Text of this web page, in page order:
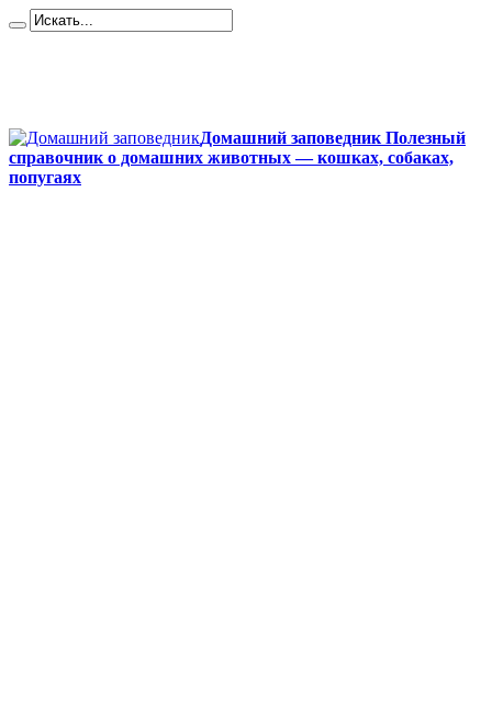
Домашний заповедник Полезный
справочник о домашних животных — кошках, собаках,
попугаях